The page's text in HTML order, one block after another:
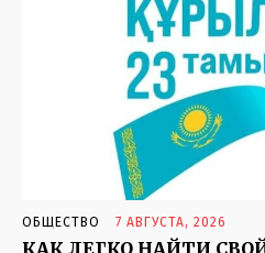
СКАЗКИ НА НОЧЬ. И НЕ
СОБАЧЬЯ РАДОСТЬ
ЧТО В ИМЕНИ МОЕМ
ОБЩЕСТВО 7 АВГУСТА, 2026
КАК ЛЕГКО НАЙТИ